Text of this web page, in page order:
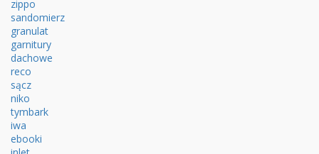
zippo
sandomierz
granulat
garnitury
dachowe
reco
sącz
niko
tymbark
iwa
ebooki